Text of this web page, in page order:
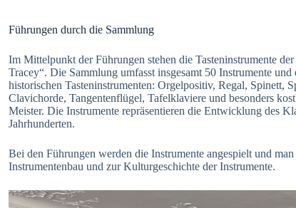
Führungen durch die Sammlung
Im Mittelpunkt der Führungen stehen die Tasteninstrumente
Tracey“. Die Sammlung umfasst insgesamt 50 Instrumente
historischen Tasteninstrumenten: Orgelpositiv, Regal, Spinett,
Clavichorde, Tangentenflügel, Tafelklaviere und besonders
Meister. Die Instrumente repräsentieren die Entwicklung des
Jahrhunderten.
Bei den Führungen werden die Instrumente angespielt und
Instrumentenbau und zur Kulturgeschichte der Instrumente.